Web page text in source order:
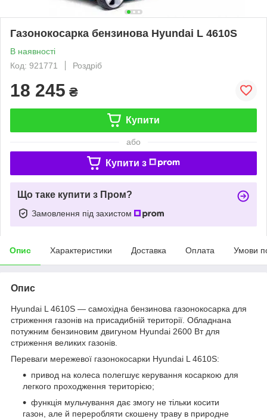
Газонокосарка бензинова Hyundai L 4610S
В наявності
Код: 921771
Роздріб
18 245 ₴
Купити
або
Купити з
Що таке купити з Пром?
Замовлення під захистом
Опис Характеристики Доставка Оплата Умови
Опис
Hyundai L 4610S — самохідна бензинова газонокосарка для
стриження газонів на присадибній території. Обладнана
потужним бензиновим двигуном Hyundai 2600 Вт для
стриження великих газонів.
Переваги мережевої газонокосарки Hyundai L 4610S:
привод на колеса полегшує керування косаркою для
легкого проходження територією;
функція мульчування дає змогу не тільки косити
газон, але й переробляти скошену траву в природне